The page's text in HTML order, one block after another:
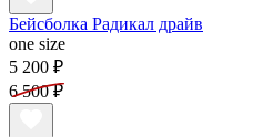
Бейсболка Радикал драйв
one size
5 200 ₽
6 500 ₽